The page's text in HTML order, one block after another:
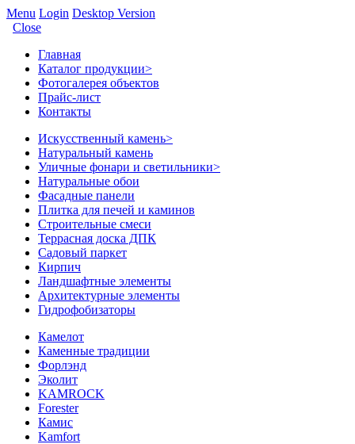
Menu Login Desktop Version
Close
Главная
Каталог продукции>
Фотогалерея объектов
Прайс-лист
Контакты
Искусственный камень>
Натуральный камень
Уличные фонари и светильники>
Натуральные обои
Фасадные панели
Плитка для печей и каминов
Строительные смеси
Террасная доска ДПК
Садовый паркет
Кирпич
Ландшафтные элементы
Архитектурные элементы
Гидрофобизаторы
Камелот
Каменные традиции
Форлэнд
Эколит
KAMROCK
Forester
Камис
Kamfort